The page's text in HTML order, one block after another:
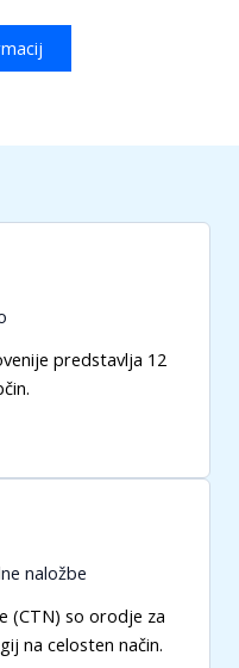
predstavlja 12
naložbe
(CTN) so orodje za
na celosten način.